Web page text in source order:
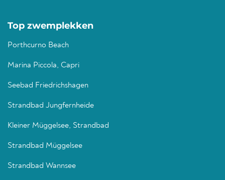
Top zwemplekken
Porthcurno Beach
Marina Piccola, Capri
Seebad Friedrichshagen
Strandbad Jungfernheide
Kleiner Müggelsee, Strandbad
Strandbad Müggelsee
Strandbad Wannsee